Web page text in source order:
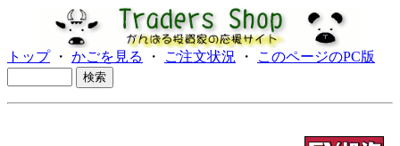
トップ・ かごを見る ・ ご注文状況 ・ このページのPC版